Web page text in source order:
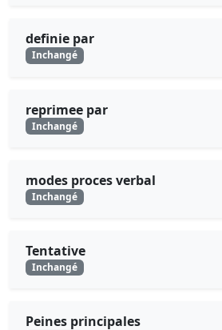
definie par
Inchangé
reprimee par
Inchangé
modes proces verbal
Inchangé
Tentative
Inchangé
Peines principales